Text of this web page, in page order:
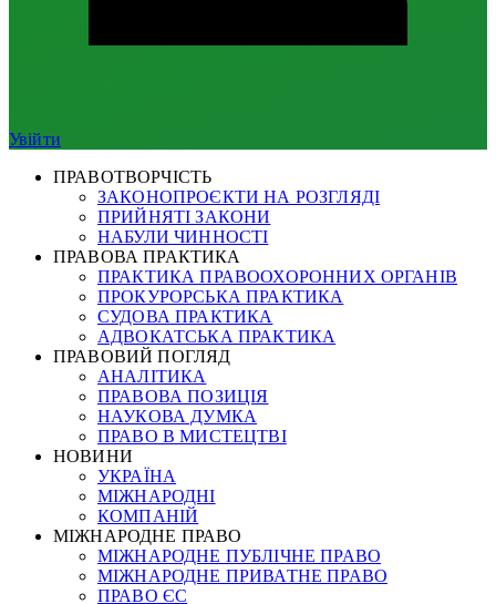
Увійти
ПРАВОТВОРЧІСТЬ
ЗАКОНОПРОЄКТИ НА РОЗГЛЯДІ
ПРИЙНЯТІ ЗАКОНИ
НАБУЛИ ЧИННОСТІ
ПРАВОВА ПРАКТИКА
ПРАКТИКА ПРАВООХОРОННИХ ОРГАНІВ
ПРОКУРОРСЬКА ПРАКТИКА
СУДОВА ПРАКТИКА
АДВОКАТСЬКА ПРАКТИКА
ПРАВОВИЙ ПОГЛЯД
АНАЛІТИКА
ПРАВОВА ПОЗИЦІЯ
НАУКОВА ДУМКА
ПРАВО В МИСТЕЦТВІ
НОВИНИ
УКРАЇНА
МІЖНАРОДНІ
КОМПАНІЙ
МІЖНАРОДНЕ ПРАВО
МІЖНАРОДНЕ ПУБЛІЧНЕ ПРАВО
МІЖНАРОДНЕ ПРИВАТНЕ ПРАВО
ПРАВО ЄС